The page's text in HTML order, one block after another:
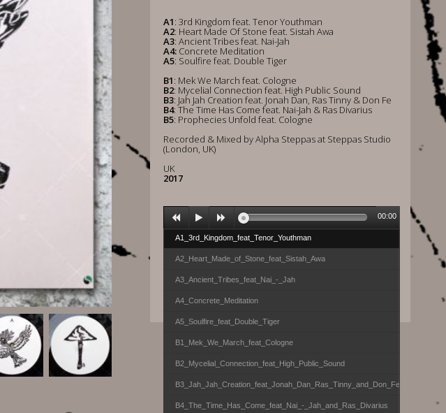
A1: 3rd Kingdom feat. Tenor Youthman
A2: Heart Made Of Stone feat. Sistah Awa
A3: Ancient Tribes feat. Nai-Jah
A4: Concrete Meditation
A5: Soulfire feat. Double Tiger
B1: Mek We March feat. Cologne
B2: Mycelial Connection feat. High Public Sound
B3: Jah Jah Creation feat. Jonah Dan, Ras Tinny & Don Fe
B4: The Time Has Come feat. Nai-Jah & Ras Divarius
B5: Prophecies Unfold feat. Cologne
Recorded & Mixed by Alpha Steppas at Steppas Studio
(London, UK)
UK
2017
A1_3rd_Kingdom_feat_Tenor_Youthman
A2_Heart_Made_of_Stone_feat_Sistah_Awa
A3_Ancient_Tribes_feat_Nai_-_Jah
A4_Concrete_Meditation
A5_Soulfire_feat_Double_Tiger
B1_Mek_We_March_feat_Cologne
B2_Mycelial_Connection_feat_High_Public_Sound
B3_Jah_Jah_Creation_feat_Jonah_Dan_Ras_Tinny_and_Don_Fe
B4_The_Time_Has_Come_feat_Nai_-_Jah_and_Ras_Divarius
00:00